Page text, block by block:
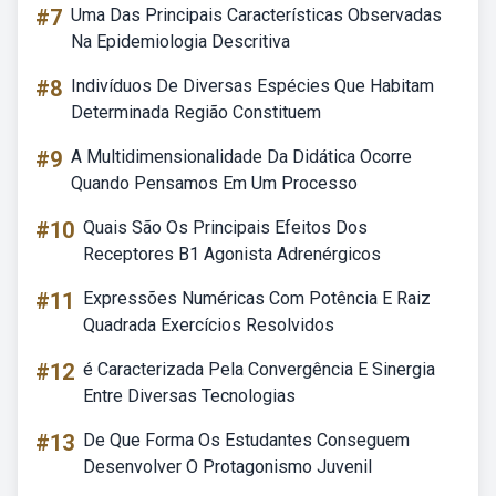
#7 Uma Das Principais Características Observadas
Na Epidemiologia Descritiva
#8 Indivíduos De Diversas Espécies Que Habitam
Determinada Região Constituem
#9 A Multidimensionalidade Da Didática Ocorre
Quando Pensamos Em Um Processo
#10 Quais São Os Principais Efeitos Dos
Receptores B1 Agonista Adrenérgicos
#11
Expressões Numéricas Com Potência E Raiz
Quadrada Exercícios Resolvidos
#12 é Caracterizada Pela Convergência E Sinergia
Entre Diversas Tecnologias
#13 De Que Forma Os Estudantes Conseguem
Desenvolver O Protagonismo Juvenil